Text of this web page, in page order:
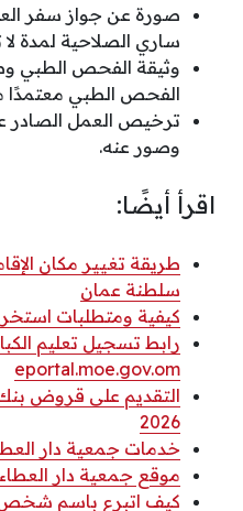
صورة عن جواز سفر
ساري الصلاحية لمدة لا تقل
وثيقة الفحص الطبي
الفحص الطبي معتمدًا
ترخيص العمل الصادر
وصور عنه.
اقرأ أيضًا:
طريقة تغيير مكان
سلطنة عمان
كيفية ومتطلبات
رابط تسجيل تعليم
eportal.moe.gov.om
التقديم على قروض
2026
خدمات جمعية دار
موقع جمعية دار
كيف اتبرع باسم شخص